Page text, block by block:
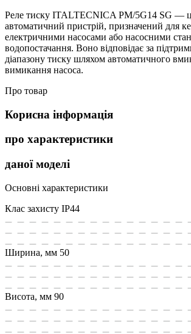
Реле тиску ITALTECNICA PM/5G14 SG —
автоматичний пристрій, призначений для
електричними насосами або насосними
водопостачання. Воно відповідає за
діапазону тиску шляхом автоматичного
вимикання насоса.
Про товар
Корисна інформація
про характеристики
даної моделі
Основні характеристики
Клас захисту IP44
Ширина, мм 50
Висота, мм 90